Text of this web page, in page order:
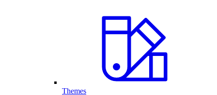
Themes